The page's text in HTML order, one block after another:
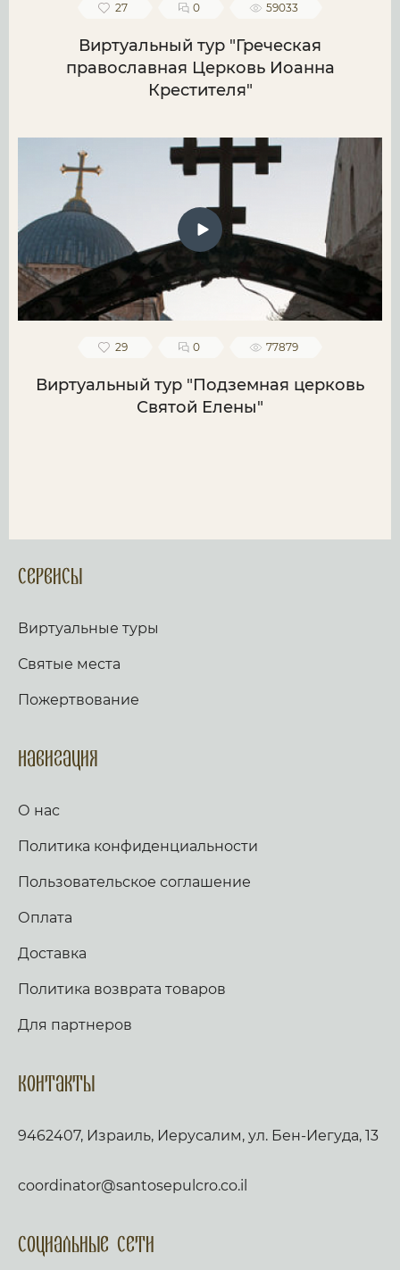
27 0 59033
Виртуальный тур "Греческая
православная Церковь Иоанна
Крестителя"
29 0 77879
Виртуальный тур "Подземная церковь
Святой Елены"
Сервисы
Виртуальные туры
Святые места
Пожертвование
Навигация
О нас
Политика конфиденциальности
Пользовательское соглашение
Оплата
Доставка
Политика возврата товаров
Для партнеров
Контакты
9462407, Израиль, Иерусалим, ул. Бен-Иегуда, 13
coordinator@santosepulcro.co.il
Социальные сети